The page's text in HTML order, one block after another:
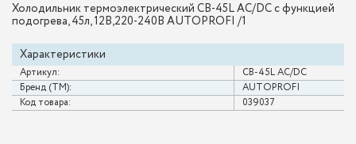
Холодильник термоэлектрический CB-45L AC/DC с функцией
подогрева, 45л, 12В,220-240В AUTOPROFI /1
Характеристики
Артикул:
CB-45L AC/DC
Бренд (ТМ):
AUTOPROFI
Код товара:
039037